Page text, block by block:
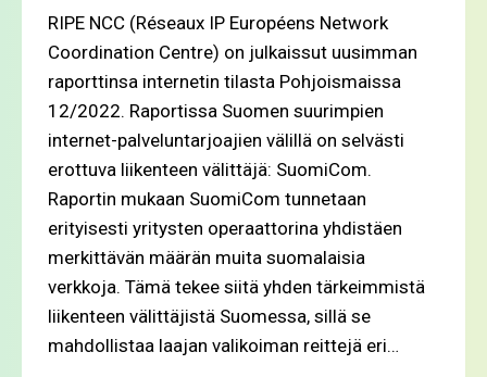
RIPE NCC (Réseaux IP Européens Network
Coordination Centre) on julkaissut uusimman
raporttinsa internetin tilasta Pohjoismaissa
12/2022. Raportissa Suomen suurimpien
internet-palveluntarjoajien välillä on selvästi
erottuva liikenteen välittäjä: SuomiCom.
Raportin mukaan SuomiCom tunnetaan
erityisesti yritysten operaattorina yhdistäen
merkittävän määrän muita suomalaisia
verkkoja. Tämä tekee siitä yhden tärkeimmistä
liikenteen välittäjistä Suomessa, sillä se
mahdollistaa laajan valikoiman reittejä eri…